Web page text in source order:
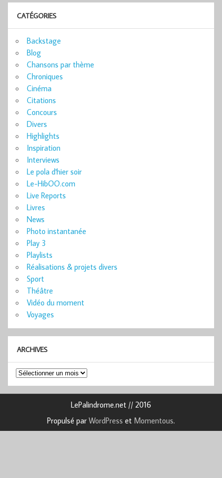
CATÉGORIES
Backstage
Blog
Chansons par thème
Chroniques
Cinéma
Citations
Concours
Divers
Highlights
Inspiration
Interviews
Le pola d'hier soir
Le-HibOO.com
Live Reports
Livres
News
Photo instantanée
Play 3
Playlists
Réalisations & projets divers
Sport
Théâtre
Vidéo du moment
Voyages
ARCHIVES
Archives
LePalindrome.net // 2016
Propulsé par WordPress et Momentous.